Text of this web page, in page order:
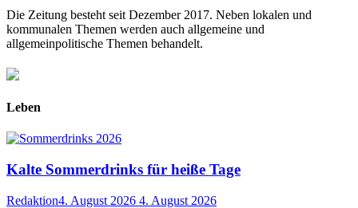
Die Zeitung besteht seit Dezember 2017. Neben lokalen und
kommunalen Themen werden auch allgemeine und
allgemeinpolitische Themen behandelt.
Leben
Kalte Sommerdrinks für heiße Tage
Redaktion4. August 2026 4. August 2026